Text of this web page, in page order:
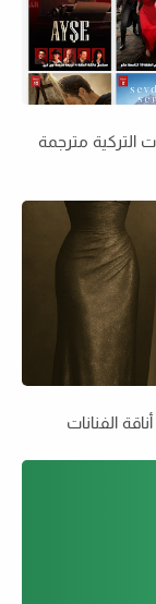
مترجمة
الفنانات